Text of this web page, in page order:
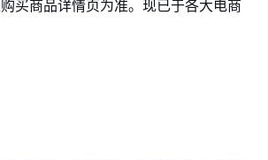
买商品详情页为准。现已于各大电商